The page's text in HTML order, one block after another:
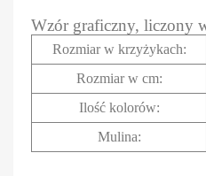
Wzór graficzny, liczony
Rozmiar w krzyżykach:
Rozmiar w cm:
Ilość kolorów:
Mulina: